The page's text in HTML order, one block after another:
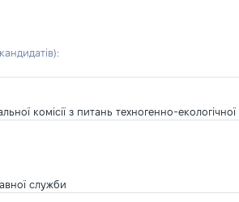
:
комісії з питань техногенно-
служби